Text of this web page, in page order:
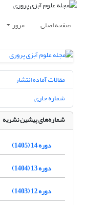
صفحه اصلی مرور
مقالات آماده انتشار
شماره جاری
شماره‌های پیشین نشریه
دوره 14 (1405)
دوره 13 (1404)
دوره 12 (1403)